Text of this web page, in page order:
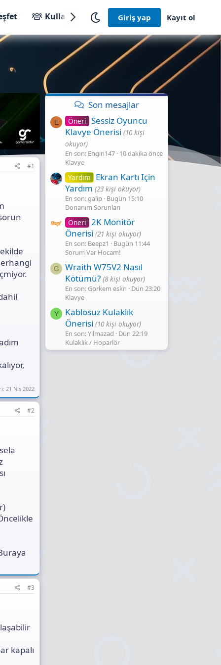
Kullanıcılar Giriş yap Kayıt ol
#1
21 Nis 2022
#2
#3
kapalı
Son mesajlar
E Öneri Sessiz Oyuncu
Klavye Önerisi (10 kişi
okuyor)
En son: Engin147 10 dakika önce
Klavye
Yardım
Ekran Kartı Için
Yardım (23 kişi okuyor)
En son: galip Bugün 15:10
Donanım Sorunları
Öneri 2K Monitör
Önerisi (21 kişi okuyor)
En son: Beepz1
Bugün 11:44
Sorum Var Hocam!
G
Wraith W75V2 Nasıl
Kötümü? (8 kişi okuyor)
En son: Gorkem eskn
Dün 23:20
Klavye
Y
Kablosuz Kulaklık
Önerisi (10 kişi okuyor)
En son: Yilmazad
Dün 22:19
Kulaklık / Hoparlör